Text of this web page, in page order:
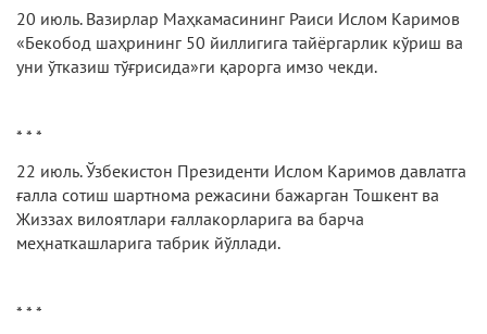
20 июль. Вазирлар Маҳкамасининг Раиси Ислом Каримов
«Бекобод шаҳрининг 50 йиллигига тайёргарлик кўриш ва
уни ўтказиш тўғрисида»ги қарорга имзо чекди.
* * *
22 июль. Ўзбекистон Президенти Ислом Каримов давлатга
ғалла сотиш шартнома режасини бажарган Тошкент ва
Жиззах вилоятлари ғаллакорларига ва барча
меҳнаткашларига табрик йўллади.
* * *